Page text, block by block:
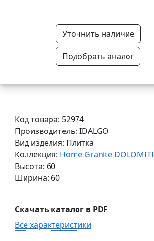
Уточнить наличие
Подобрать аналог
Код товара: 52974
Производитель: IDALGO
Вид изделия: Плитка
Коллекция: Home Granite DOLOMITI
Высота: 60
Ширина: 60
Скачать каталог в PDF
Все характеристики